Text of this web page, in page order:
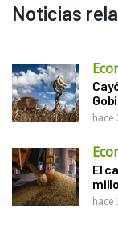
Noticias
hace
El
hace